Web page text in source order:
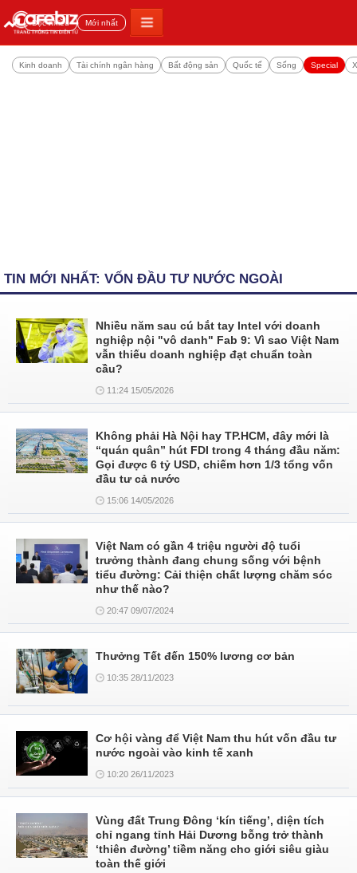
Đọc nhiều Mới nhất
Kinh doanh Tài chính ngân hàng Bất động sản Quốc tế Sống Special
TIN MỚI NHẤT: VỐN ĐẦU TƯ NƯỚC NGOÀI
Nhiều năm sau cú bắt tay Intel với doanh
nghiệp nội "vô danh" Fab 9: Vì sao Việt Nam
vẫn thiếu doanh nghiệp đạt chuẩn toàn
cầu?
11:24 15/05/2026
Không phải Hà Nội hay TP.HCM, đây mới là
“quán quân” hút FDI trong 4 tháng đầu năm:
Gọi được 6 tỷ USD, chiếm hơn 1/3 tổng vốn
đầu tư cả nước
15:06 14/05/2026
Việt Nam có gần 4 triệu người độ tuổi
trưởng thành đang chung sống với bệnh
tiểu đường: Cải thiện chất lượng chăm sóc
như thế nào?
20:47 09/07/2024
Thưởng Tết đến 150% lương cơ bản
10:35 28/11/2023
Cơ hội vàng để Việt Nam thu hút vốn đầu tư
nước ngoài vào kinh tế xanh
10:20 26/11/2023
Vùng đất Trung Đông ‘kín tiếng’, diện tích
chỉ ngang tỉnh Hải Dương bỗng trở thành
‘thiên đường’ tiềm năng cho giới siêu giàu
toàn thế giới